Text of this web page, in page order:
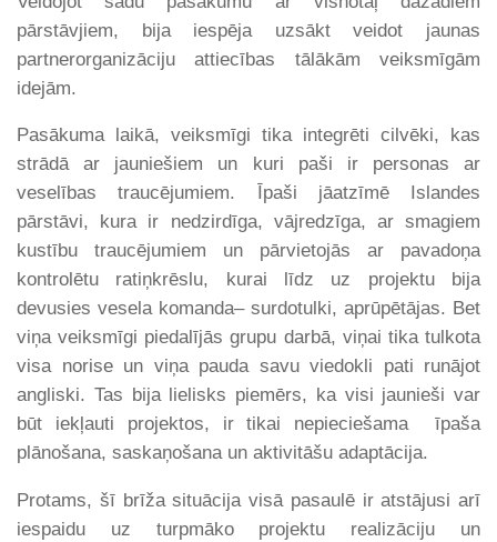
pārstāvjiem, bija iespēja uzsākt veidot jaunas
partnerorganizāciju attiecības tālākām veiksmīgām
idejām.
Pasākuma laikā, veiksmīgi tika integrēti cilvēki, kas
strādā ar jauniešiem un kuri paši ir personas ar
veselības traucējumiem. Īpaši jāatzīmē Islandes
pārstāvi, kura ir nedzirdīga, vājredzīga, ar smagiem
kustību traucējumiem un pārvietojās ar pavadoņa
kontrolētu ratiņkrēslu, kurai līdz uz projektu bija
devusies vesela komanda– surdotulki, aprūpētājas. Bet
viņa veiksmīgi piedalījās grupu darbā, viņai tika tulkota
visa norise un viņa pauda savu viedokli pati runājot
angliski. Tas bija lielisks piemērs, ka visi jaunieši var
būt iekļauti projektos, ir tikai nepieciešama īpaša
plānošana, saskaņošana un aktivitāšu adaptācija.
Protams, šī brīža situācija visā pasaulē ir atstājusi arī
iespaidu uz turpmāko projektu realizāciju un